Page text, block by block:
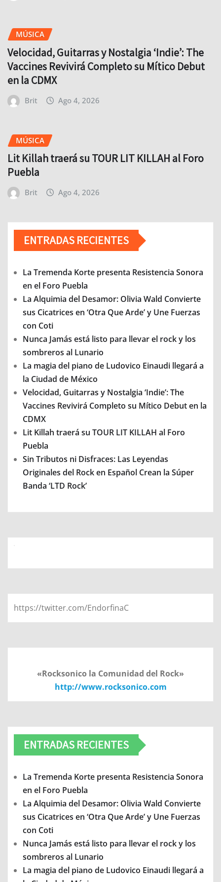
MÚSICA
Velocidad, Guitarras y Nostalgia ‘Indie’: The
Vaccines Revivirá Completo su Mítico Debut
en la CDMX
Brit Ago 4, 2026
MÚSICA
Lit Killah traerá su TOUR LIT KILLAH al Foro
Puebla
Brit Ago 4, 2026
ENTRADAS RECIENTES
La Tremenda Korte presenta Resistencia Sonora
en el Foro Puebla
La Alquimia del Desamor: Olivia Wald Convierte
sus Cicatrices en ‘Otra Que Arde’ y Une Fuerzas
con Coti
Nunca Jamás está listo para llevar el rock y los
sombreros al Lunario
La magia del piano de Ludovico Einaudi llegará a
la Ciudad de México
Velocidad, Guitarras y Nostalgia ‘Indie’: The
Vaccines Revivirá Completo su Mítico Debut en la
CDMX
Lit Killah traerá su TOUR LIT KILLAH al Foro
Puebla
Sin Tributos ni Disfraces: Las Leyendas
Originales del Rock en Español Crean la Súper
Banda ‘LTD Rock’
https://twitter.com/EndorfinaC
«Rocksonico la Comunidad del Rock»
http://www.rocksonico.com
ENTRADAS RECIENTES
La Tremenda Korte presenta Resistencia Sonora
en el Foro Puebla
La Alquimia del Desamor: Olivia Wald Convierte
sus Cicatrices en ‘Otra Que Arde’ y Une Fuerzas
con Coti
Nunca Jamás está listo para llevar el rock y los
sombreros al Lunario
La magia del piano de Ludovico Einaudi llegará a